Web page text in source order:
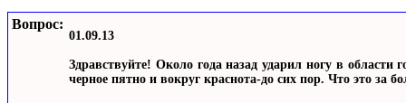
Вопрос:
01.09.13
Здравствуйте! Около года назад ударил ногу в области
черное пятно и вокруг краснота-до сих пор. Что это за